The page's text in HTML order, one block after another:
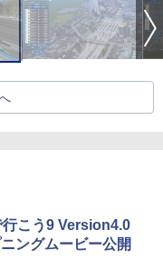
こう9 Version4.0
ングムービー公開